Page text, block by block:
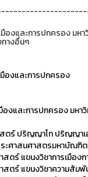
องและการปกครอง มห
างอื่นๆ
องและการปกครอง
องและการปกครอง มหา
ตร์ ปริญญาโท ปริญญาเ
ะศาสนศาสตรมหาบัณฑิต
สตร์ แขนงวิชาการเมือง
สตร์ แขนงวิชาความสัมพั